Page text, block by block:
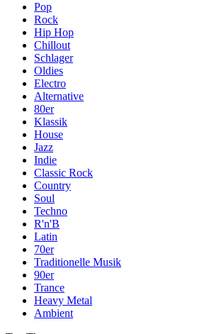
Pop
Rock
Hip Hop
Chillout
Schlager
Oldies
Electro
Alternative
80er
Klassik
House
Jazz
Indie
Classic Rock
Country
Soul
Techno
R'n'B
Latin
70er
Traditionelle Musik
90er
Trance
Heavy Metal
Ambient